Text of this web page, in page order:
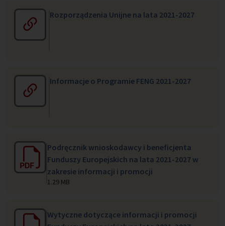
Rozporządzenia Unijne na lata 2021-2027
Informacje o Programie FENG 2021-2027
Podręcznik wnioskodawcy i beneficjenta
Funduszy Europejskich na lata 2021-2027 w
zakresie informacji i promocji
1.29 MB
Wytyczne dotyczące informacji i promocji